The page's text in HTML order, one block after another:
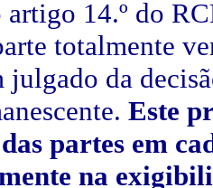
artigo 14.º do
totalmente
julgado da
Este
partes em
na